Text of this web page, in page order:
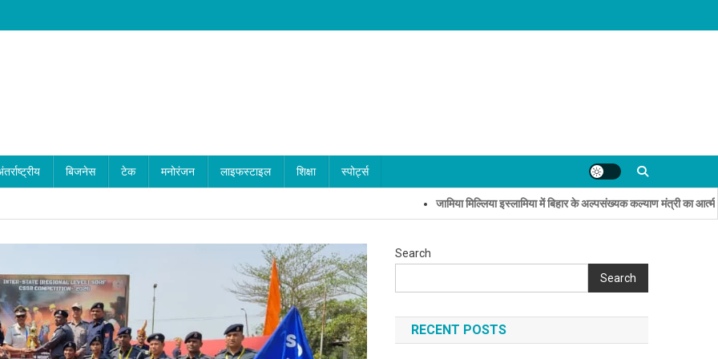
बिजनेस टेक मनोरंजन लाइफस्टाइल शिक्षा स्पोर्ट्स
जामिया मिल्लिया इस्लामिया में बिहार के अल्पसंख्यक कल्याण मंत्री का आत्मीय
Search
Search
RECENT POSTS